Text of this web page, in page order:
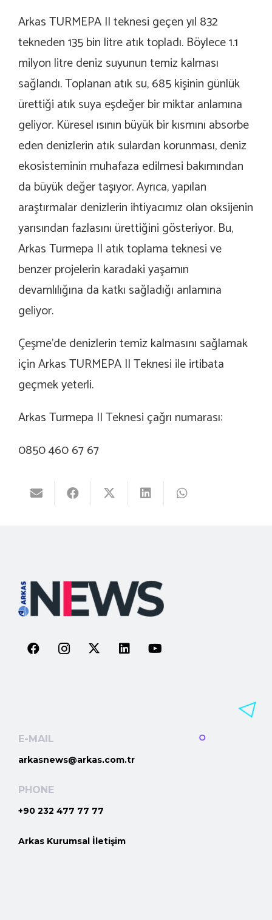
Arkas TURMEPA II teknesi geçen yıl 832
tekneden 135 bin litre atık topladı. Böylece 1.1
milyon litre deniz suyunun temiz kalması
sağlandı. Toplanan atık su, 685 kişinin günlük
ürettiği atık suya eşdeğer bir miktar anlamına
geliyor. Küresel ısının büyük bir kısmını absorbe
eden denizlerin atık sulardan korunması, deniz
ekosisteminin muhafaza edilmesi bakımından
da büyük değer taşıyor. Ayrıca, yapılan
araştırmalar denizlerin ihtiyacımız olan oksijenin
yarısından fazlasını ürettiğini gösteriyor. Bu,
Arkas Turmepa II atık toplama teknesi ve
benzer projelerin karadaki yaşamın
devamlılığına da katkı sağladığı anlamına
geliyor.
Çeşme’de denizlerin temiz kalmasını sağlamak
için Arkas TURMEPA II Teknesi ile irtibata
geçmek yeterli.
Arkas Turmepa II Teknesi çağrı numarası:
0850 460 67 67
E-MAIL
arkasnews@arkas.com.tr
PHONE
+90 232 477 77 77
Arkas Kurumsal İletişim